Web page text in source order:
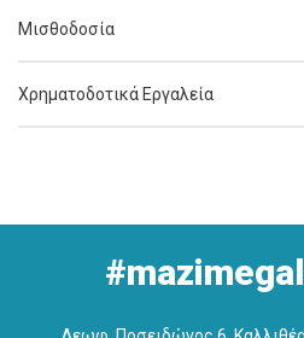
Μισθοδοσία
Χρηματοδοτικά Εργαλεία